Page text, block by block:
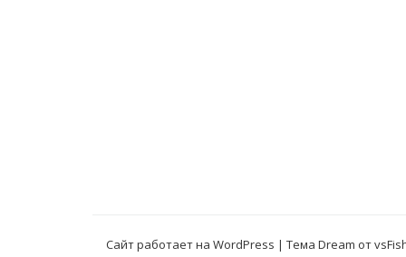
Сайт работает на WordPress | Тема Dream от